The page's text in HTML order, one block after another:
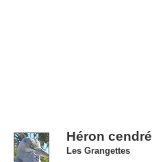
Héron cendré
Les Grangettes